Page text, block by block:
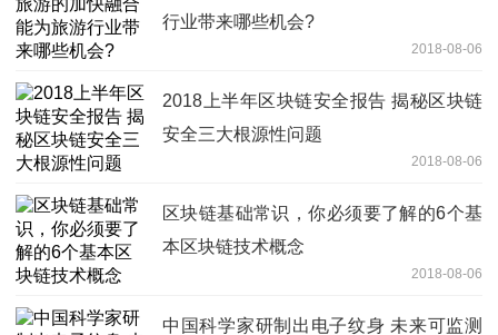
行业带来哪些机会?
2018-08-06
2018上半年区块链安全报告 揭秘区块链
安全三大根源性问题
2018-08-06
区块链基础常识，你必须要了解的6个基
本区块链技术概念
2018-08-06
中国科学家研制出电子纹身 未来可监测